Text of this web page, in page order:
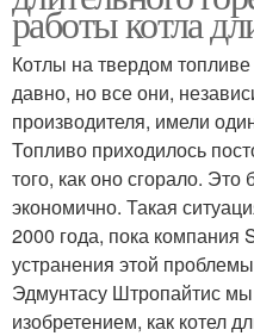
работы котла
Котлы на твердом
давно, но все они,
производителя, имели
Топливо приходилось
того, как оно сгорало.
экономично. Такая
2000 года, пока компания
устранения этой
Эдмунтасу Штропайтис
изобретением, как котел